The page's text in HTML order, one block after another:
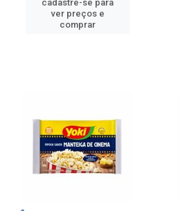
cadastre-se para
ver preços e
comprar